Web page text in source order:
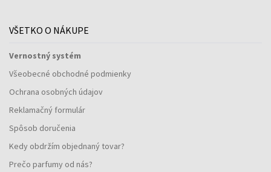
VŠETKO O NÁKUPE
Vernostný systém
Všeobecné obchodné podmienky
Ochrana osobných údajov
Reklamačný formulár
Spôsob doručenia
Kedy obdržím objednaný tovar?
Prečo parfumy od nás?